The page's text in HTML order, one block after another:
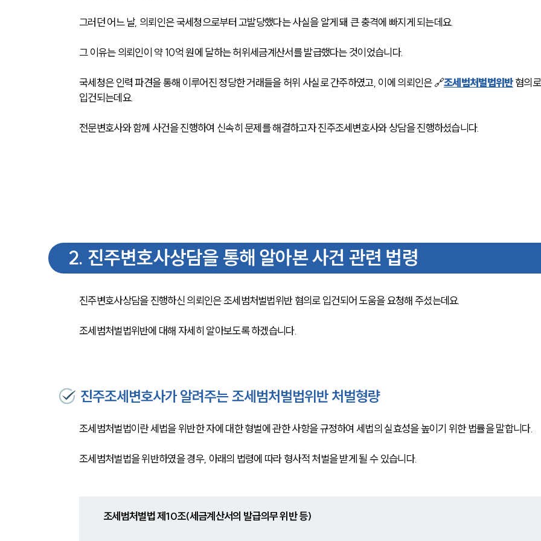
그러던 어느 날, 의뢰인은 국세청으로부터 고발당했다는 사실을 알게 돼 큰 충격에 빠지게 되는데요.
그 이유는 의뢰인이 약 10억 원에 달하는 허위세금계산서를 발급했다는 것이었습니다.
국세청은 인력 파견을 통해 이루어진 정당한 거래들을 허위 사실로 간주하였고, 이에 의뢰인은 🔗조세범처벌법위반 혐의로
입건되는데요.
전문변호사와 함께 사건을 진행하여 신속히 문제를 해결하고자 진주조세변호사와 상담을 진행하셨습니다.
2. 진주변호사상담을 통해 알아본 사건 관련 법령
진주변호사상담을 진행하신 의뢰인은 조세범처벌법위반 혐의로 입건되어 도움을 요청해 주셨는데요.
조세범처벌법위반에 대해 자세히 알아보도록 하겠습니다.
진주조세변호사가 알려주는 조세범처벌법위반 처벌형량
조세범처벌법이란 세법을 위반한 자에 대한 형벌에 관한 사항을 규정하여 세법의 실효성을 높이기 위한 법률을 말합니다.
조세범처벌법을 위반하였을 경우, 아래의 법령에 따라 형사적 처벌을 받게 될 수 있습니다.
조세범처벌법 제10조(세금계산서의 발급의무 위반 등)